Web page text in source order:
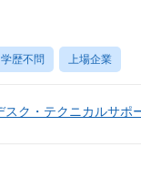
学歴不問 上場企業
スク・テクニカルサポ